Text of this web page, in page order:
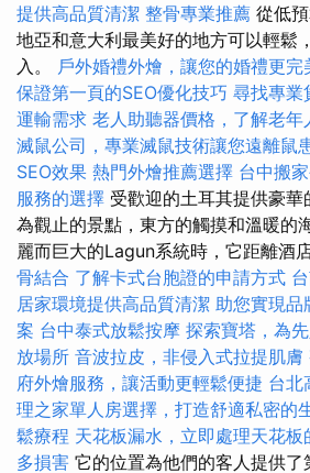
提供高品質清潔 整骨專業推薦 從低
地亞和意大利最美好的地方可以輕鬆
入。 戶外婚禮外燴，讓您的婚禮更完
保證第一頁的SEO優化技巧 尋找專業
運輸需求 老人助聽器價格，了解老
滅鼠公司，專業滅鼠技術讓您遠離鼠
SEO效果 熱門外燴推薦選擇 台中搬
服務的選擇 受歡迎的土耳其提供豪
為觀止的景點，東方的觸摸和溫暖的
麗而巨大的Lagun系統時，它距離酒
骨結合 了解卡式台胞證的申請方式
居家環境提供高品質清潔 助您實現品
案 台中泰式放鬆按摩 探索寶塔，為
放場所 音波拉皮，非侵入式拉提肌膚
府外燴服務，讓活動更輕鬆便捷 台北
理之家單人房選擇，打造舒適私密的
鬆療程 天花板漏水，立即處理天花
多損害 它的位置為他們的客人提供了